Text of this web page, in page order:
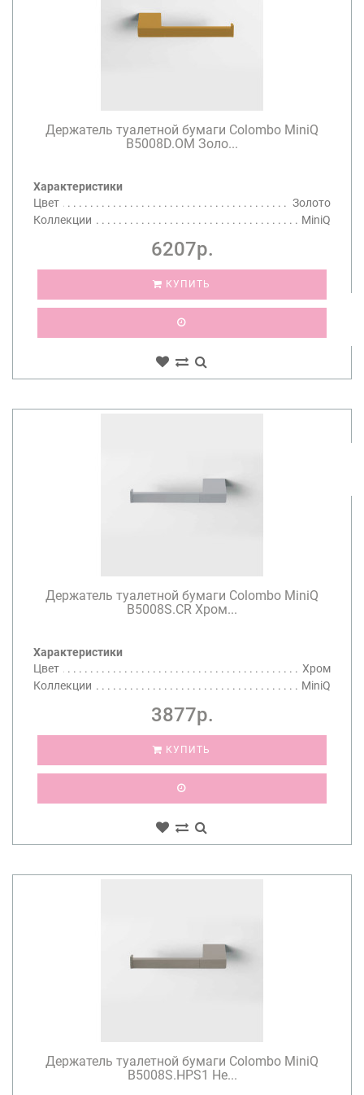
Держатель туалетной бумаги Colombo MiniQ
B5008D.OM Золо...
Характеристики
Цвет
Золото
Коллекции
MiniQ
6207р.
КУПИТЬ
Держатель туалетной бумаги Colombo MiniQ
B5008S.CR Хром...
Характеристики
Цвет
Хром
Коллекции
MiniQ
3877р.
КУПИТЬ
Держатель туалетной бумаги Colombo MiniQ
B5008S.HPS1 Не...